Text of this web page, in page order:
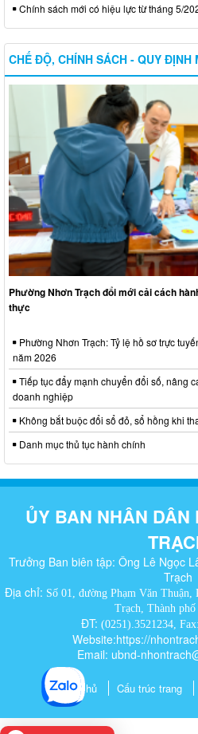
Chính sách mới có hiệu lực từ tháng 5/
CHẾ ĐỘ, CHÍNH SÁCH - QUY ĐỊNH
Phường Nhơn Trạch đổi mới cải cách
thực
Phường Nhơn Trạch: Tỷ lệ hồ sơ trực
năm 2026
Tiếp tục đẩy mạnh chuyển đổi số, nâng
doanh nghiệp
Không bắt buộc đổi sổ đỏ, sổ hồng khi
Danh mục thủ tục hành chính
ỦY BAN NHÂN
Trưởng Ban biên tập: Ông Lê Ngọc
Trạch
Địa chỉ: Số 01, đường Phạm Văn
Trạch, Thành
ĐT: (0251).3521234,
Website:https://
Email: ubnd-
Trang chủ Cấu trúc trang